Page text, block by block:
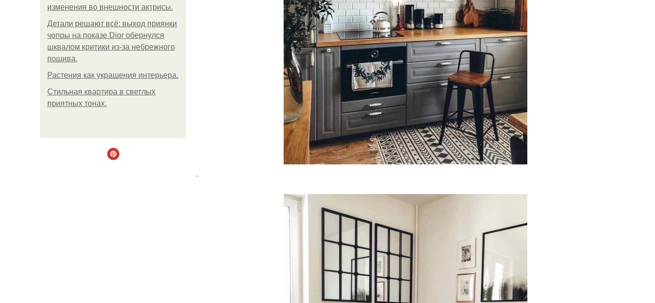
изменения во внешности актрисы.
Детали решают всё: выход приянки
чопры на показе Dior обернулся
шквалом критики из-за небрежного
пошива.
Растения как украшения интерьера.
Стильная квартира в светлых
приятных тонах.
.